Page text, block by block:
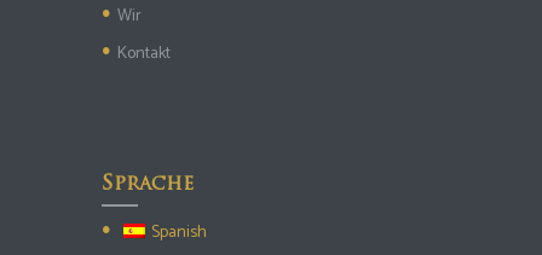
Wir
Kontakt
Sprache
Spanish